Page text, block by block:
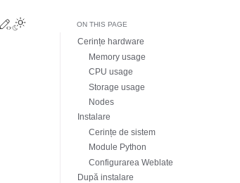
View this page
Edit this page
Toggle Light / Dark / Auto color theme
ON THIS PAGE
Cerințe hardware
Memory usage
CPU usage
Storage usage
Nodes
Instalare
Cerințe de sistem
Module Python
Configurarea Weblate
După instalare